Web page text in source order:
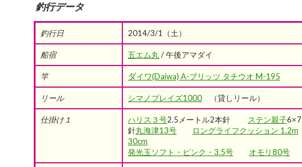
釣行データ
釣行日 2014/3/1（土）
船宿 五エム丸/ 午後アマダイ
竿 ダイワ(Daiwa) A-ブリッツ タチウオ M-195
リール シマノプレイズ1000 （貸しリール）
仕掛け１ ハリス３号2.5メートル2本針 ステン親子6×7
針丸海津13号
ロングライフクッション 1.2m
30cm
発光玉ソフト・ピンク・3.5号
オモリ80号